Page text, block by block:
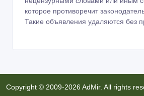
которое противоречит
Такие объявления удаляются без
Copyright © 2009-2026 AdMir. All rights